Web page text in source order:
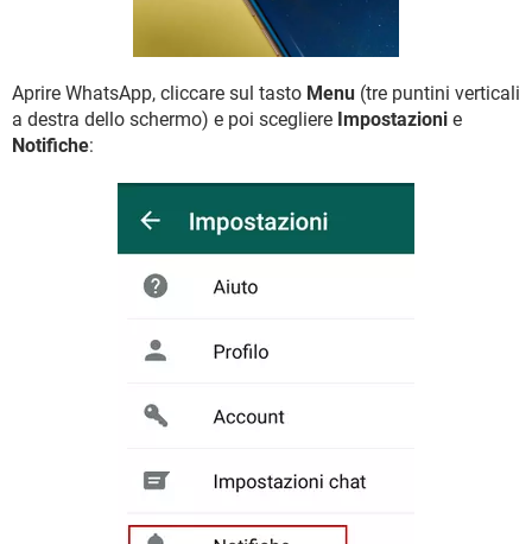
Aprire WhatsApp, cliccare sul tasto Menu (tre puntini verticali
a destra dello schermo) e poi scegliere Impostazioni e
Notifiche: